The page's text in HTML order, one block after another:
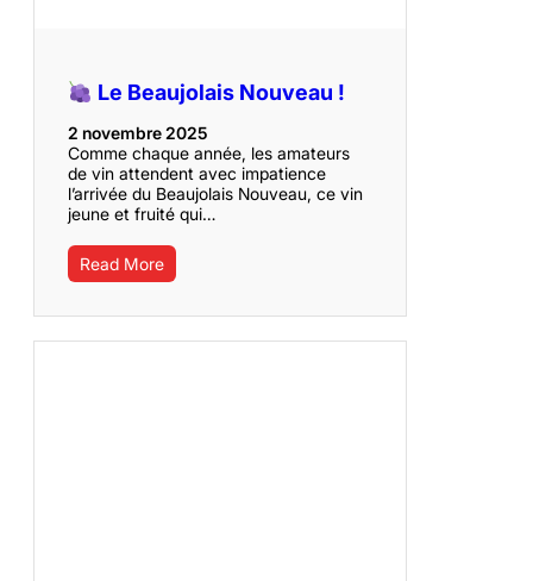
Le Beaujolais Nouveau !
2 novembre 2025
Comme chaque année, les amateurs
de vin attendent avec impatience
l’arrivée du Beaujolais Nouveau, ce vin
jeune et fruité qui…
Read More